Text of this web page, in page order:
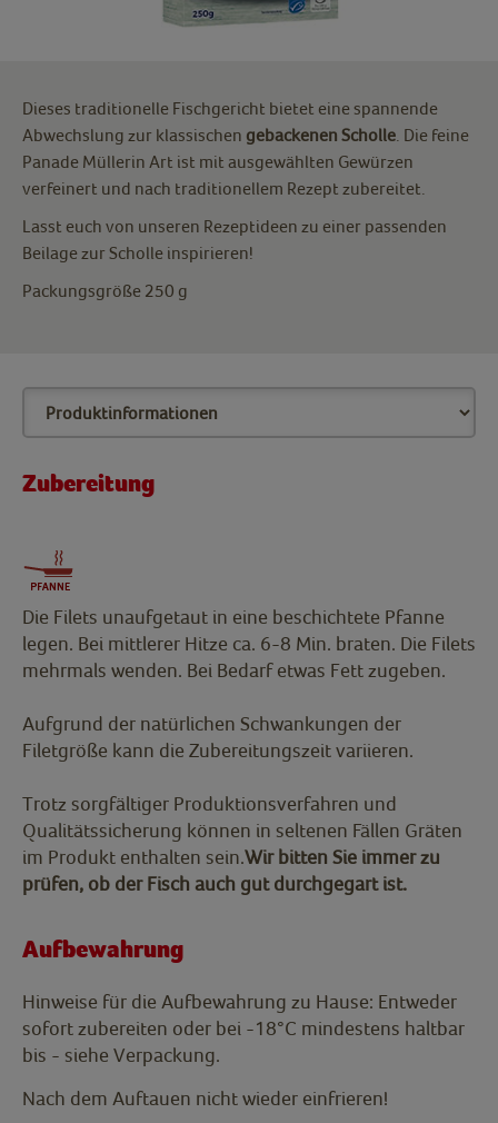
Dieses traditionelle Fischgericht bietet eine spannende
Abwechslung zur klassischen gebackenen Scholle . Die feine
Panade Müllerin Art ist mit ausgewählten Gewürzen
verfeinert und nach traditionellem Rezept zubereitet.
Lasst euch von unseren Rezeptideen zu einer passenden
Beilage zur Scholle inspirieren!
Packungsgröße 250 g
Zubereitung
Die Filets unaufgetaut in eine beschichtete Pfanne
legen. Bei mittlerer Hitze ca. 6-8 Min. braten. Die Filets
mehrmals wenden. Bei Bedarf etwas Fett zugeben.
Aufgrund der natürlichen Schwankungen der
Filetgröße kann die Zubereitungszeit variieren.
Trotz sorgfältiger Produktionsverfahren und
Qualitätssicherung können in seltenen Fällen Gräten
im Produkt enthalten sein.Wir bitten Sie immer zu
prüfen, ob der Fisch auch gut durchgegart ist.
Aufbewahrung
Hinweise für die Aufbewahrung zu Hause: Entweder
sofort zubereiten oder bei -18°C mindestens haltbar
bis - siehe Verpackung.
Nach dem Auftauen nicht wieder einfrieren!